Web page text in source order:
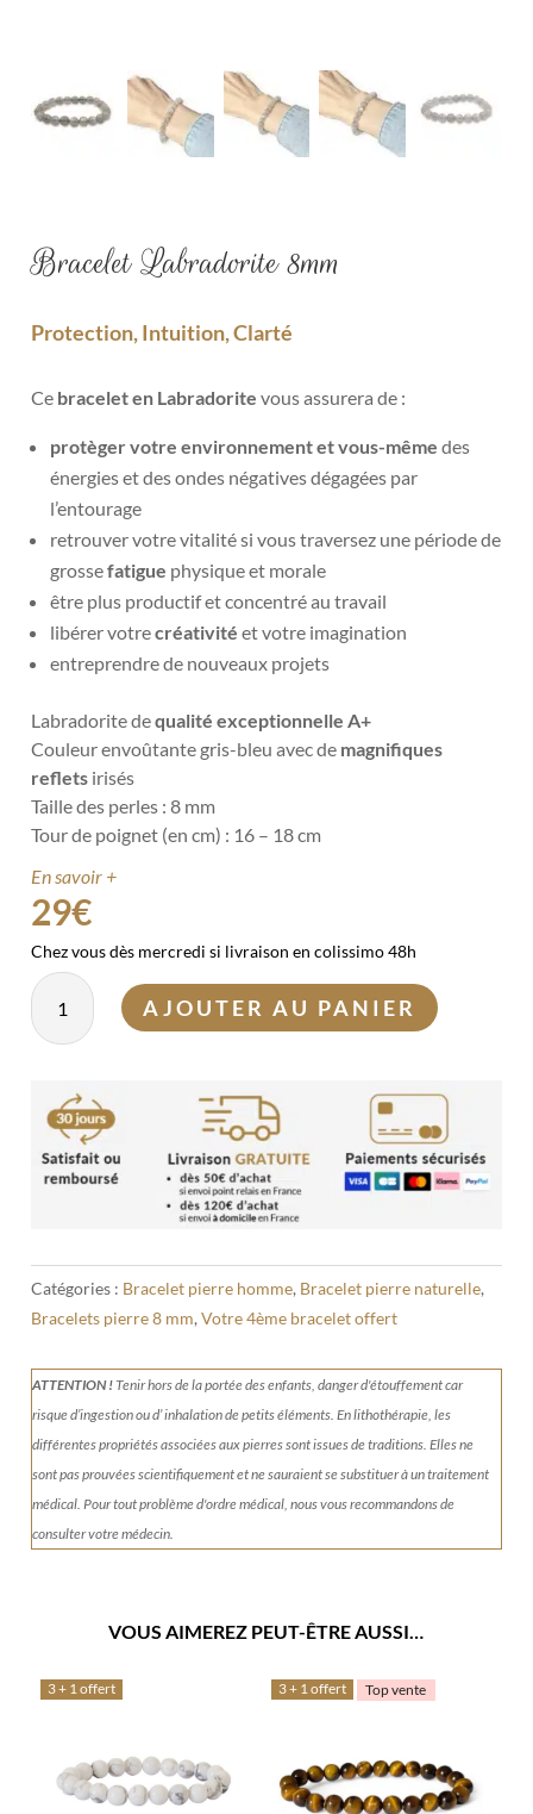
Bracelet Labradorite 8mm
Protection, Intuition, Clarté
Ce bracelet en Labradorite vous assurera de :
protèger votre environnement et vous-même des
énergies et des ondes négatives dégagées par
l’entourage
retrouver votre vitalité si vous traversez une période de
grossefatigue physiqueet morale
être plus productif et concentré au travail
libérer votrecréativité et votre imagination
entreprendre de nouveaux projets
Labradorite dequalité exceptionnelle A+
Couleurenvoûtante gris-bleu avec de magnifiques
reflets irisés
Taille des perles : 8 mm
Tour de poignet (en cm) : 16 – 18 cm
En savoir +
29€
Chez vous dès mercredi si livraison en colissimo 48h
quantité
Bracelet
8mm
AJOUTER AU PANIER
Catégories : Bracelet pierre homme, Bracelet pierre naturelle,
Bracelets pierre 8 mm,Votre 4ème bracelet offert
ATTENTION !Tenirhors de la portée des enfants, danger d'étouffement car
risque d’ingestion ou d’ inhalation de petits éléments.En lithothérapie, les
différentes propriétés associées aux pierres sont issues de traditions. Elles ne
sont pas prouvées scientifiquement et ne sauraient se substituer à un traitement
médical. Pour tout problème d'ordre médical, nous vous recommandons de
consulter votre médecin.
VOUS AIMEREZ PEUT-ÊTRE AUSSI…
3 + 1 offert 3 + 1 offert Top vente